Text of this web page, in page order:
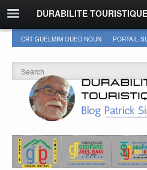
DURABILITE
CRT GUELMIM OUED NOUN PORTAIL